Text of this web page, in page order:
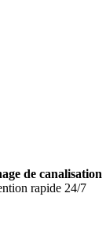
de canalisation
rapide 24/7